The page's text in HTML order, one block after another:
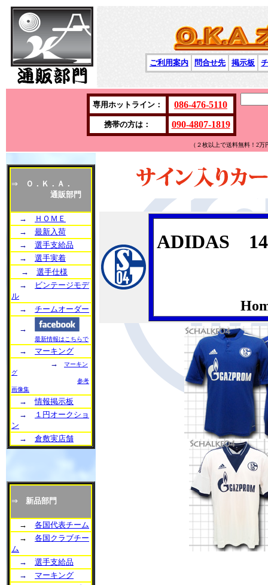
ご利用案内 問合せ先 掲示板
専用ホットライン： 086-476-5110
携帯の方は： 090-4807-1819
（２枚以上で送料無料！2
⇒
Ｏ．Ｋ．Ａ．
通販部門
→
ＨＯＭＥ
→ 最新入荷
→ 選手支給品
→ 選手実着
→ 選手仕様
→
ビンテージモデ
ル
→ チームオーダー
→
最新情報はこちらで
→ マーキング
→
マーキン
グ
参考
画像集
→情報掲示板
→
１円オークショ
ン
→ 倉敷実店舗
⇒ 新品部門
→ 各国代表チーム
→ 各国クラブチー
ム
→ 選手支給品
→ マーキング
ADIDAS